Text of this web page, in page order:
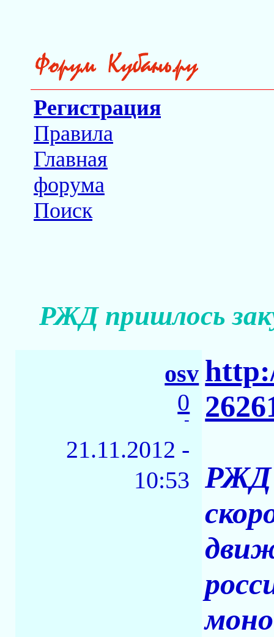
Регистрация
Правила
Главная
форума
Поиск
РЖД пришлось
osv
0
-
21.11.2012 -
10:53 РЖД